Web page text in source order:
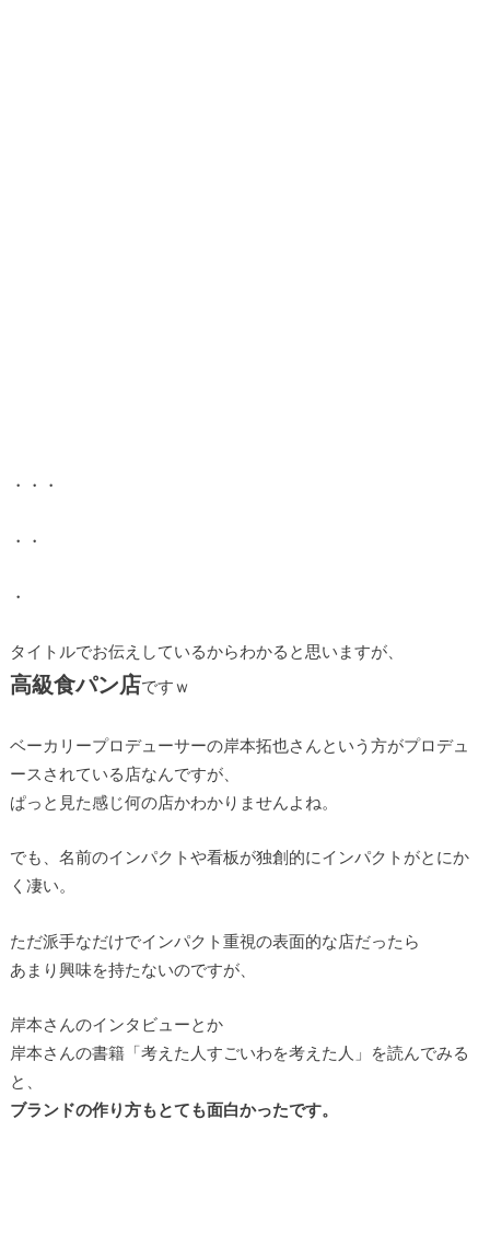
・・・
・・
・
タイトルでお伝えしているからわかると思いますが、
高級食パン店ですｗ
ベーカリープロデューサーの岸本拓也さんという方がプロデュ
ースされている店なんですが、
ぱっと見た感じ何の店かわかりませんよね。
でも、名前のインパクトや看板が独創的にインパクトがとにか
く凄い。
ただ派手なだけでインパクト重視の表面的な店だったら
あまり興味を持たないのですが、
岸本さんのインタビューとか
岸本さんの書籍「考えた人すごいわを考えた人」を読んでみる
と、
ブランドの作り方もとても面白かったです。